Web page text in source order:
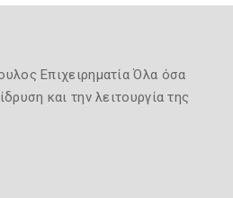
Επιχειρηματία Όλα όσα
και την λειτουργία της